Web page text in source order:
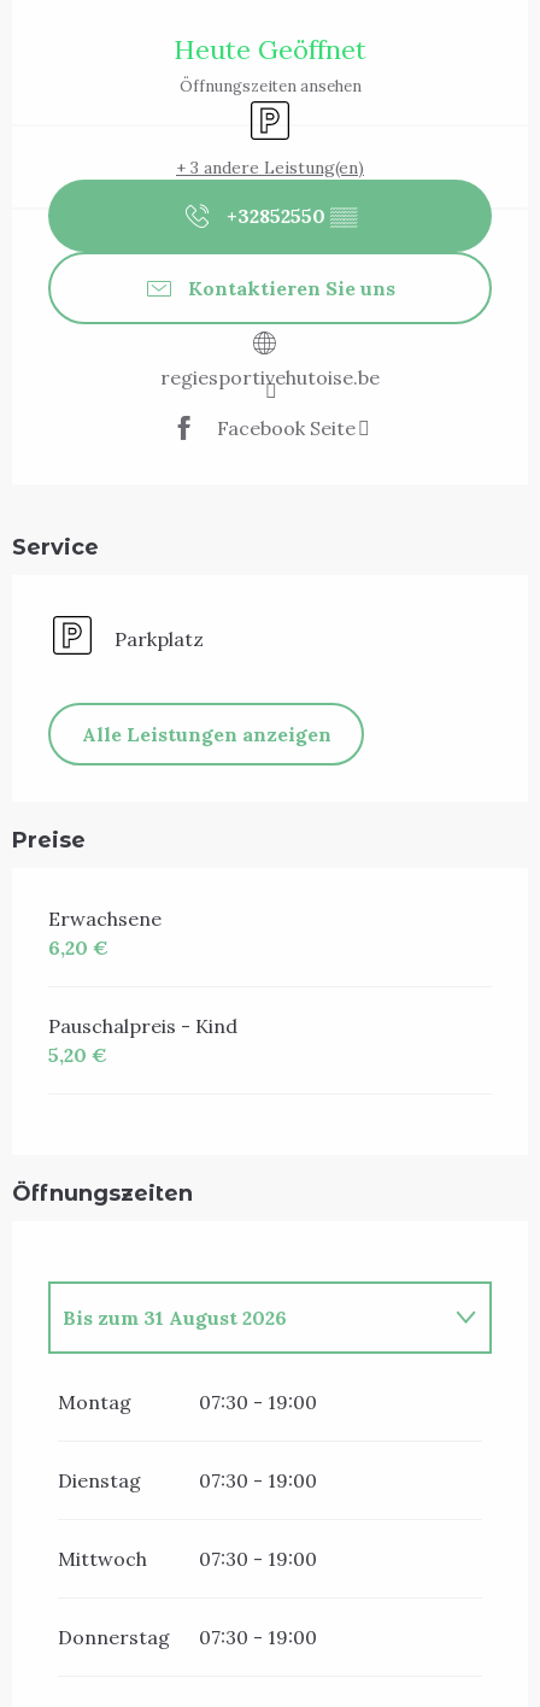
Heute Geöffnet
Öffnungszeiten ansehen
Parkplatz
+ 3 andere Leistung(en)
+32852550 ▒▒
Kontaktieren Sie uns
regiesportivehutoise.be
Facebook Seite
Service
Parkplatz
Alle Leistungen anzeigen
Preise
Erwachsene
6,20 €
Pauschalpreis - Kind
5,20 €
Öffnungszeiten
Bis zum 31 August 2026
Montag 07:30 - 19:00
Dienstag 07:30 - 19:00
Mittwoch 07:30 - 19:00
Donnerstag 07:30 - 19:00